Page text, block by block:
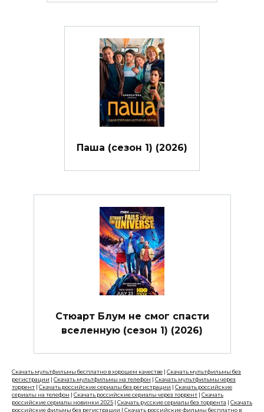
Паша (сезон 1) (2026)
Стюарт Блум не смог спасти
вселенную (сезон 1) (2026)
Скачать мультфильмы бесплатно в хорошем качестве
Скачать мультфильмы без
регистрации
Скачать мультфильмы на телефон
Скачать мультфильмы через
торрент
Скачать российские сериалы без регистрации
Скачать российские
сериалы на телефон
Скачать российские сериалы через торрент
Скачать
российские сериалы новинки 2025
Скачать русские сериалы без торрента
Скачать
российские фильмы без регистрации
Скачать российские фильмы бесплатно в